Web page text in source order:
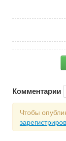
Комментарии
Чтобы